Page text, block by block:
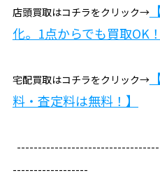
店頭買取はコチラをクリック→
化。1点からでも買取OK！
宅配買取はコチラをクリック→
料・査定料は無料！】
------------------